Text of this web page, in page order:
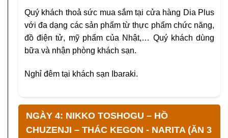
Quý khách thoả sức mua sắm tại cửa hàng Dia Plus
với đa dạng các sản phẩm từ thực phẩm chức năng,
đồ điện tử, mỹ phẩm của Nhật,… Quý khách dùng
bữa và nhận phòng khách sạn.
Nghỉ đêm tại khách sạn Ibaraki.
NGÀY 4: NIKKO TOSHOGU – HỒ
CHUZENJI – THÁC KEGON - NARITA (ĂN 3